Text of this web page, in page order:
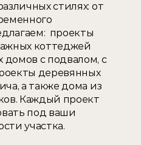
стилях: от
проекты
коттеджей
с подвалом, с
деревянных
а также дома из
Каждый проект
под ваши
участка.